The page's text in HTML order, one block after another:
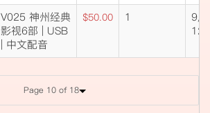
V025 神州经典
影视6部 | USB
| 中文配音
$50.00 1
9/
Page 10 of 18